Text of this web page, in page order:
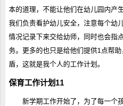
本的道理，不能让他们在幼儿园内产
我们负责看护幼儿安全，注意每个幼
情况记录下来交给幼师，同时也会指
务。更多的也只是给他们提供1点帮
盾，这就是我个人的工作计划。
保育工作计划11
新学期工作开始了，为了每一个